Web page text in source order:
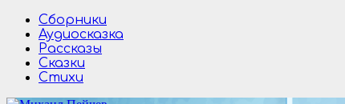
Перейти
содержимому
Сборники
Аудиосказка
Рассказы
Сказки
Стихи